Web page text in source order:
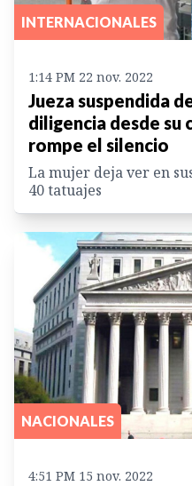
INTERNACIONALES
1:14 PM 22 nov. 2022
Jueza suspendida
diligencia desde su
rompe el silencio
La mujer deja ver en
40 tatuajes
NACIONALES
4:51 PM 15 nov. 2022